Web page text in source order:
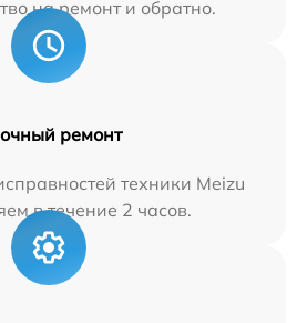
на ремонт и обратно.
ремонт
техники Meizu
в течение 2 часов.